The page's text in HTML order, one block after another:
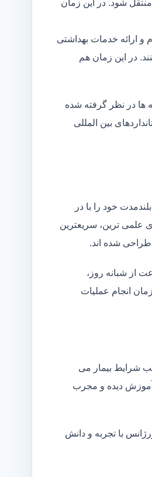
شود. در این زمان
و ارائه خدمات بهداشتی
در این زمان هم
ها در نظر گرفته شده
بین المللی
خود را با در
علمی ترین، سریعترین
طراحی شده اند.
از شبانه روز،
انجام عملیات
شرایط بیمار می
آموزش دیده و مجرب
با تجربه و دانش